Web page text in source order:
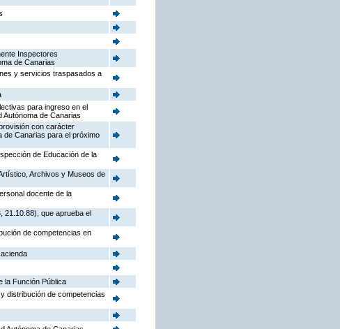
Inspectores
de Canarias
y servicios traspasados a
para ingreso en el
de Canarias
con carácter
de Canarias para el próximo
de Educación de la
Archivos y Museos de
docente de la
21.10.88), que aprueba el
de competencias en
la Función Pública
distribución de competencias